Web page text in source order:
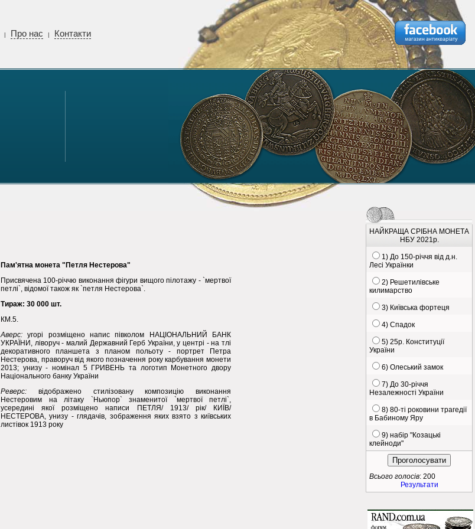
| Про нас | Контакти
Пам'ятна монета "Петля Нестерова"
Присвячена 100-річчю виконання фігури вищого пілотажу - `мертвої
петлі`, відомої також як `петля Нестерова`.
Тираж: 30 000 шт.
КМ.5.
Аверс: угорі розміщено напис півколом НАЦІОНАЛЬНИЙ БАНК
УКРАЇНИ, ліворуч - малий Державний Герб України, у центрі - на тлі
декоративного планшета з планом польоту - портрет Петра
Нестерова, праворуч від якого позначення року карбування монети
2013; унизу - номінал 5 ГРИВЕНЬ та логотип Монетного двору
Національного банку України
Реверс: відображено стилізовану композицію виконання
Нестеровим на літаку `Ньюпор` знаменитої `мертвої петлі`,
усередині якої розміщено написи ПЕТЛЯ/ 1913/ рік/ КИЇВ/
НЕСТЕРОВА, унизу - глядачів, зображення яких взято з київських
листівок 1913 року
НАЙКРАЩА СРІБНА МОНЕТА
НБУ 2021р.
1) До 150-річчя від д.н.
Лесі Українки
2) Решетилівське
килимарство
3) Київська фортеця
4) Спадок
5) 25р. Конституції
України
6) Олеський замок
7) До 30-річчя
Незалежності України
8) 80-ті роковини трагедії
в Бабиному Яру
9) набір "Козацькі
клейноди"
Всього голосів: 200
Результати